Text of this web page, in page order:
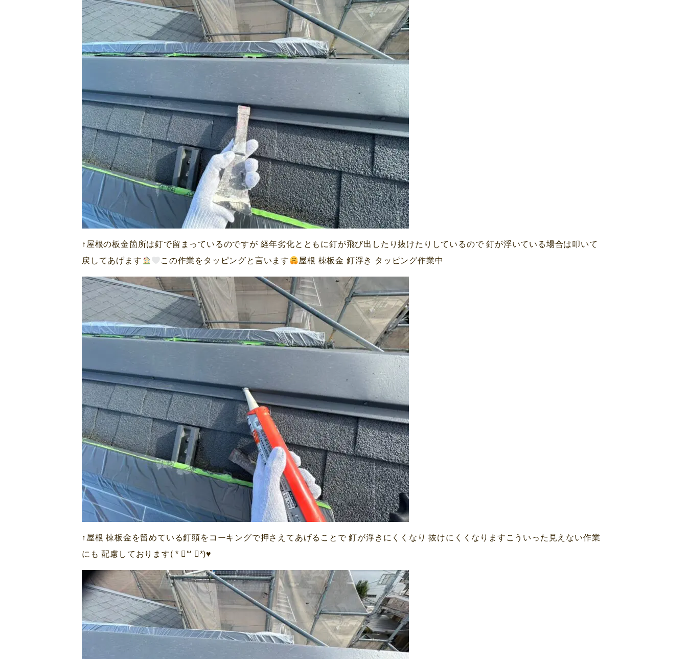
↑屋根の板金箇所は釘で留まっているのですが 経年劣化とともに釘が飛び出したり抜けたりしているので 釘が浮いている場合は叩いて
戻してあげます
この作業をタッピングと言います 屋根 棟板金 釘浮き タッピング作業中
↑屋根 棟板金を留めている釘頭をコーキングで押さえてあげることで 釘が浮きにくくなり 抜けにくくなりますこういった見えない作業
にも 配慮しております( * ॑꒳ ॑*)♥️